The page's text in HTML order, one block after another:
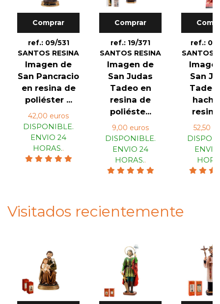
Comprar
ref.: 09/531
SANTOS RESINA
Imagen de
San Pancracio
en resina de
poliéster ...
42,00 euros
DISPONIBLE.
ENVIO 24
HORAS..
Comprar
ref.: 19/371
SANTOS RESINA
Imagen de
San Judas
Tadeo en
resina de
poliéste...
9,00 euros
DISPONIBLE.
ENVIO 24
HORAS..
ref.:
SANTOS
San
Tadeo
resina
52,50
Visitados recientemente